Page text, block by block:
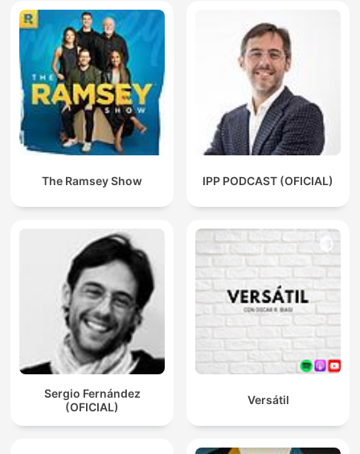
The Ramsey Show IPP PODCAST (OFICIAL)
Sergio Fernández
(OFICIAL)
Versátil